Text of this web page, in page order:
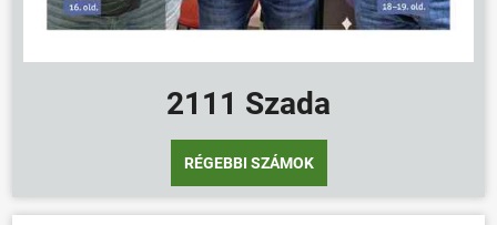
ÖNKORMÁNYZAT
KÖZÖSSÉG
HÍREK
2111 Szada
RÉGEBBI SZÁMOK